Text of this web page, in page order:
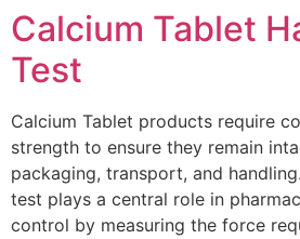
Calcium Tablet
Test
Calcium Tablet products require
strength to ensure they remain
packaging, transport, and
test plays a central role in
control by measuring the force